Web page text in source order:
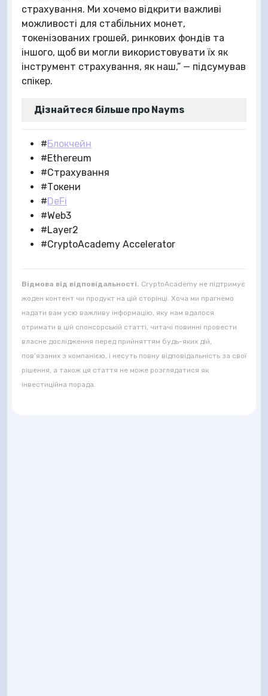
страхування. Ми хочемо відкрити важливі
можливості для стабільних монет,
токенізованих грошей, ринкових фондів та
іншого, щоб ви могли використовувати їх як
інструмент страхування, як наш,” — підсумував
спікер.
Дізнайтеся більше про Nayms
#Блокчейн
#Ethereum
#Страхування
#Токени
#DeFi
#Web3
#Layer2
#CryptoAcademy Accelerator
Відмова від відповідальності. CryptoAcademy не підтримує
жоден контент чи продукт на цій сторінці. Хоча ми прагнемо
надати вам усю важливу інформацію, яку нам вдалося
отримати в цій спонсорській статті, читачі повинні провести
власне дослідження перед прийняттям будь-яких дій,
пов’язаних з компанією, і несуть повну відповідальність за свої
рішення, а також ця стаття не може розглядатися як
інвестиційна порада.